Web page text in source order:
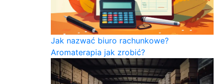
Jak nazwać biuro rachunkowe?
Aromaterapia jak zrobić?